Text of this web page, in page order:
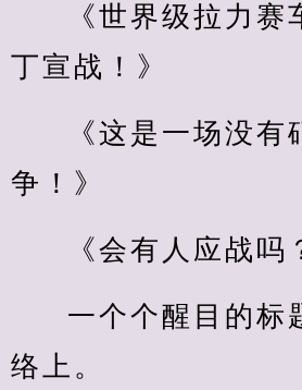
《世界级拉力赛
丁宣战！》
《这是一场没有
争！》
《会有人应战吗
一个个醒目的标
络上。